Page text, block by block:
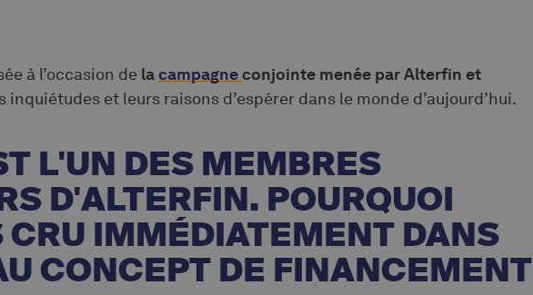
à l’occasion de la campagne conjointe menée par Alterfin et
inquiétudes et leurs raisons d’espérer dans le monde d’aujourd’hui.
L'UN DES MEMBRES
D'ALTERFIN. POURQUOI
CRU IMMÉDIATEMENT DANS
CONCEPT DE FINANCEMENT